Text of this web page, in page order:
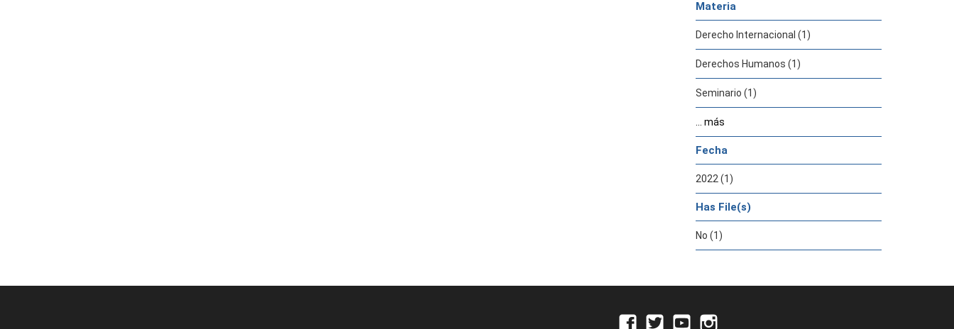
Materia
Derecho Internacional (1)
Derechos Humanos (1)
Seminario (1)
... más
Fecha
2022 (1)
Has File(s)
No (1)